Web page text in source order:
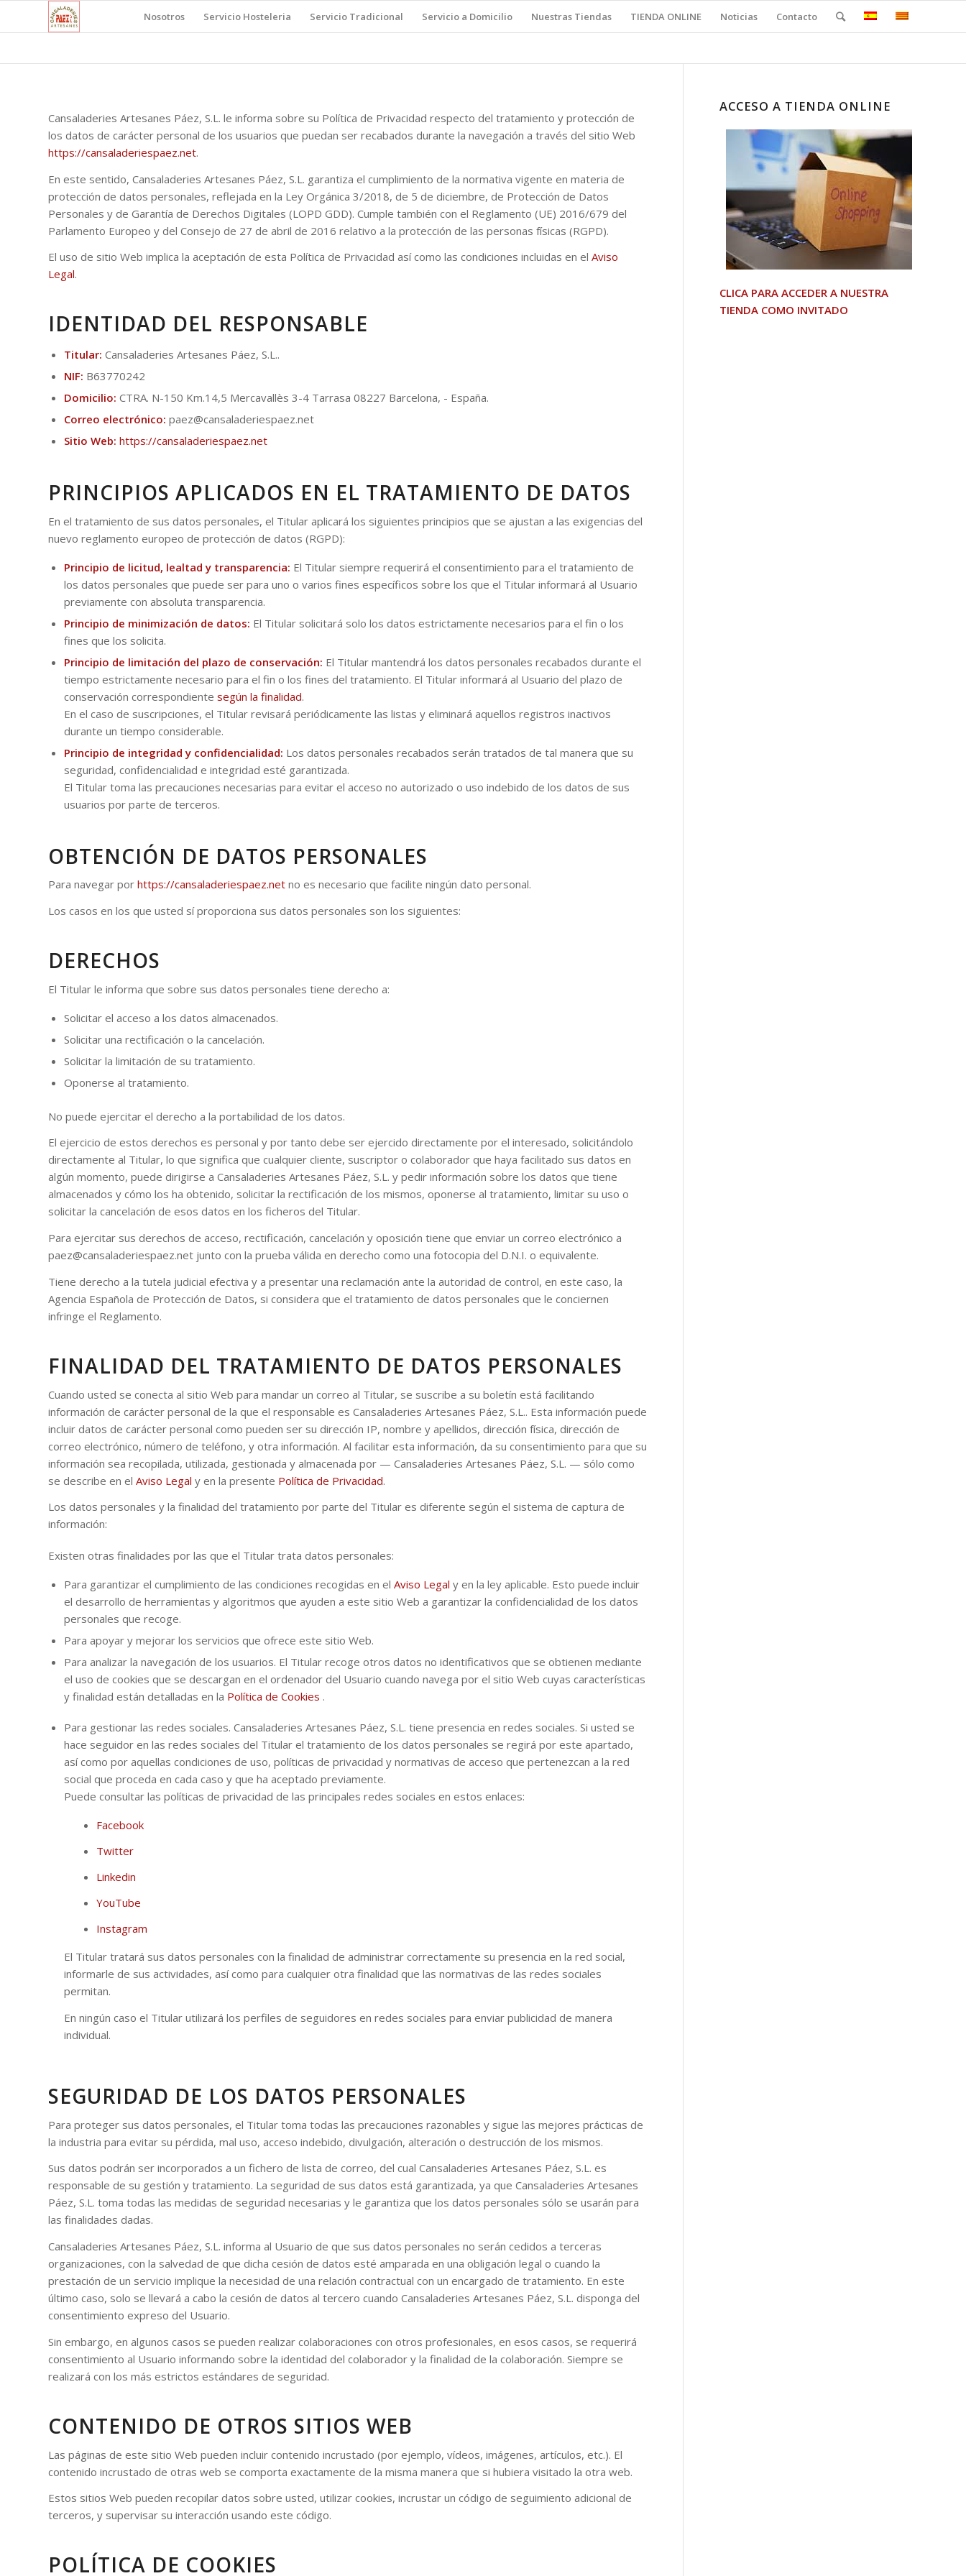
Nosotros Servicio Hosteleria Servicio Tradicional Servicio a Domicilio Nuestras Tiendas TIENDA ONLINE Noticias Contacto
Cansaladeries Artesanes Páez, S.L. le informa sobre su Política de Privacidad respecto del tratamiento y protección de
los datos de carácter personal de los usuarios que puedan ser recabados durante la navegación a través del sitio Web
https://cansaladeriespaez.net.
En este sentido, Cansaladeries Artesanes Páez, S.L. garantiza el cumplimiento de la normativa vigente en materia de
protección de datos personales, reflejada en la Ley Orgánica 3/2018, de 5 de diciembre, de Protección de Datos
Personales y de Garantía de Derechos Digitales (LOPD GDD). Cumple también con el Reglamento (UE) 2016/679 del
Parlamento Europeo y del Consejo de 27 de abril de 2016 relativo a la protección de las personas físicas (RGPD).
El uso de sitio Web implica la aceptación de esta Política de Privacidad así como las condiciones incluidas en el Aviso
Legal.
IDENTIDAD DEL RESPONSABLE
Titular: Cansaladeries Artesanes Páez, S.L..
NIF: B63770242
Domicilio: CTRA. N-150 Km.14,5 Mercavallès 3-4 Tarrasa 08227 Barcelona, - España.
Correo electrónico: paez@cansaladeriespaez.net
Sitio Web: https://cansaladeriespaez.net
PRINCIPIOS APLICADOS EN EL TRATAMIENTO DE DATOS
En el tratamiento de sus datos personales, el Titular aplicará los siguientes principios que se ajustan a las exigencias del
nuevo reglamento europeo de protección de datos (RGPD):
Principio de licitud, lealtad y transparencia: El Titular siempre requerirá el consentimiento para el tratamiento de
los datos personales que puede ser para uno o varios fines específicos sobre los que el Titular informará al Usuario
previamente con absoluta transparencia.
Principio de minimización de datos: El Titular solicitará solo los datos estrictamente necesarios para el fin o los
fines que los solicita.
Principio de limitación del plazo de conservación: El Titular mantendrá los datos personales recabados durante el
tiempo estrictamente necesario para el fin o los fines del tratamiento. El Titular informará al Usuario del plazo de
conservación correspondiente según la finalidad.
En el caso de suscripciones, el Titular revisará periódicamente las listas y eliminará aquellos registros inactivos
durante un tiempo considerable.
Principio de integridad y confidencialidad: Los datos personales recabados serán tratados de tal manera que su
seguridad, confidencialidad e integridad esté garantizada.
El Titular toma las precauciones necesarias para evitar el acceso no autorizado o uso indebido de los datos de sus
usuarios por parte de terceros.
OBTENCIÓN DE DATOS PERSONALES
Para navegar por https://cansaladeriespaez.net no es necesario que facilite ningún dato personal.
Los casos en los que usted sí proporciona sus datos personales son los siguientes:
DERECHOS
El Titular le informa que sobre sus datos personales tiene derecho a:
Solicitar el acceso a los datos almacenados.
Solicitar una rectificación o la cancelación.
Solicitar la limitación de su tratamiento.
Oponerse al tratamiento.
No puede ejercitar el derecho a la portabilidad de los datos.
El ejercicio de estos derechos es personal y por tanto debe ser ejercido directamente por el interesado, solicitándolo
directamente al Titular, lo que significa que cualquier cliente, suscriptor o colaborador que haya facilitado sus datos en
algún momento, puede dirigirse a Cansaladeries Artesanes Páez, S.L. y pedir información sobre los datos que tiene
almacenados y cómo los ha obtenido, solicitar la rectificación de los mismos, oponerse al tratamiento, limitar su uso o
solicitar la cancelación de esos datos en los ficheros del Titular.
Para ejercitar sus derechos de acceso, rectificación, cancelación y oposición tiene que enviar un correo electrónico a
paez@cansaladeriespaez.net junto con la prueba válida en derecho como una fotocopia del D.N.I. o equivalente.
Tiene derecho a la tutela judicial efectiva y a presentar una reclamación ante la autoridad de control, en este caso, la
Agencia Española de Protección de Datos, si considera que el tratamiento de datos personales que le conciernen
infringe el Reglamento.
FINALIDAD DEL TRATAMIENTO DE DATOS PERSONALES
Cuando usted se conecta al sitio Web para mandar un correo al Titular, se suscribe a su boletín está facilitando
información de carácter personal de la que el responsable es Cansaladeries Artesanes Páez, S.L.. Esta información puede
incluir datos de carácter personal como pueden ser su dirección IP, nombre y apellidos, dirección física, dirección de
correo electrónico, número de teléfono, y otra información. Al facilitar esta información, da su consentimiento para que su
información sea recopilada, utilizada, gestionada y almacenada por — Cansaladeries Artesanes Páez, S.L. — sólo como
se describe en el Aviso Legal y en la presente Política de Privacidad.
Los datos personales y la finalidad del tratamiento por parte del Titular es diferente según el sistema de captura de
información:
Existen otras finalidades por las que el Titular trata datos personales:
Para garantizar el cumplimiento de las condiciones recogidas en el Aviso Legal y en la ley aplicable. Esto puede incluir
el desarrollo de herramientas y algoritmos que ayuden a este sitio Web a garantizar la confidencialidad de los datos
personales que recoge.
Para apoyar y mejorar los servicios que ofrece este sitio Web.
Para analizar la navegación de los usuarios. El Titular recoge otros datos no identificativos que se obtienen mediante
el uso de cookies que se descargan en el ordenador del Usuario cuando navega por el sitio Web cuyas características
y finalidad están detalladas en la Política de Cookies .
Para gestionar las redes sociales. Cansaladeries Artesanes Páez, S.L. tiene presencia en redes sociales. Si usted se
hace seguidor en las redes sociales del Titular el tratamiento de los datos personales se regirá por este apartado,
así como por aquellas condiciones de uso, políticas de privacidad y normativas de acceso que pertenezcan a la red
social que proceda en cada caso y que ha aceptado previamente.
Puede consultar las políticas de privacidad de las principales redes sociales en estos enlaces:
Facebook
Twitter
Linkedin
YouTube
Instagram
El Titular tratará sus datos personales con la finalidad de administrar correctamente su presencia en la red social,
informarle de sus actividades, así como para cualquier otra finalidad que las normativas de las redes sociales
permitan.
En ningún caso el Titular utilizará los perfiles de seguidores en redes sociales para enviar publicidad de manera
individual.
SEGURIDAD DE LOS DATOS PERSONALES
Para proteger sus datos personales, el Titular toma todas las precauciones razonables y sigue las mejores prácticas de
la industria para evitar su pérdida, mal uso, acceso indebido, divulgación, alteración o destrucción de los mismos.
Sus datos podrán ser incorporados a un fichero de lista de correo, del cual Cansaladeries Artesanes Páez, S.L. es
responsable de su gestión y tratamiento. La seguridad de sus datos está garantizada, ya que Cansaladeries Artesanes
Páez, S.L. toma todas las medidas de seguridad necesarias y le garantiza que los datos personales sólo se usarán para
las finalidades dadas.
Cansaladeries Artesanes Páez, S.L. informa al Usuario de que sus datos personales no serán cedidos a terceras
organizaciones, con la salvedad de que dicha cesión de datos esté amparada en una obligación legal o cuando la
prestación de un servicio implique la necesidad de una relación contractual con un encargado de tratamiento. En este
último caso, solo se llevará a cabo la cesión de datos al tercero cuando Cansaladeries Artesanes Páez, S.L. disponga del
consentimiento expreso del Usuario.
Sin embargo, en algunos casos se pueden realizar colaboraciones con otros profesionales, en esos casos, se requerirá
consentimiento al Usuario informando sobre la identidad del colaborador y la finalidad de la colaboración. Siempre se
realizará con los más estrictos estándares de seguridad.
CONTENIDO DE OTROS SITIOS WEB
Las páginas de este sitio Web pueden incluir contenido incrustado (por ejemplo, vídeos, imágenes, artículos, etc.). El
contenido incrustado de otras web se comporta exactamente de la misma manera que si hubiera visitado la otra web.
Estos sitios Web pueden recopilar datos sobre usted, utilizar cookies, incrustar un código de seguimiento adicional de
terceros, y supervisar su interacción usando este código.
POLÍTICA DE COOKIES
ACCESO A TIENDA ONLINE
CLICA PARA ACCEDER A NUESTRA
TIENDA COMO INVITADO